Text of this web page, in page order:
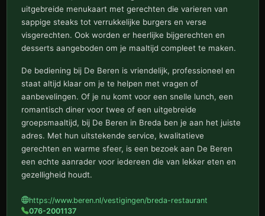
uitgebreide menukaart met gerechten die varieren van
sappige steaks tot verrukkelijke burgers en verse
visgerechten. Ook worden er heerlijke bijgerechten en
desserts aangeboden om je maaltijd compleet te maken.
De bediening bij De Beren is vriendelijk, professioneel en
staat altijd klaar om je te helpen met vragen of
aanbevelingen. Of je nu komt voor een snelle lunch, een
romantisch diner voor twee of een uitgebreide
groepsmaaltijd, bij De Beren in Breda ben je aan het juiste
adres. Met hun uitstekende service, kwalitatieve
gerechten en warme sfeer, is een bezoek aan De Beren
een echte aanrader voor iedereen die van lekker eten en
gezelligheid houdt.
https://www.beren.nl/vestigingen/breda-restaurant
076-2001137